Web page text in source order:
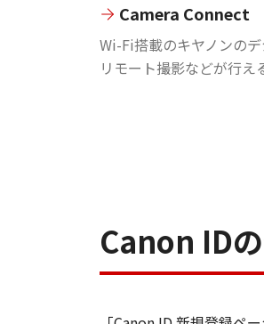
Camera Connect
Wi-Fi搭載のキヤノンのデ
リモート撮影などが行え
Canon ID